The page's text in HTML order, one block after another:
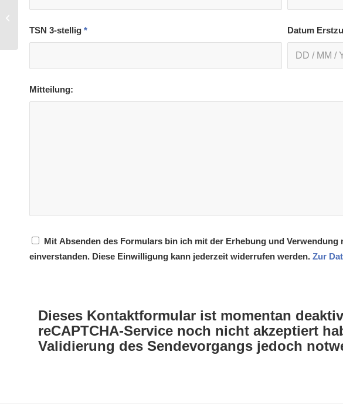
TSN 3-stellig * Datum
Mitteilung:
Mit Absenden des Formulars bin ich mit der Erhebung und Verwendung
einverstanden. Diese Einwilligung kann jederzeit widerrufen werden. Zur
Dieses Kontaktformular ist momentan
reCAPTCHA-Service noch nicht akzeptiert
Validierung des Sendevorgangs jedoch
erfassen!